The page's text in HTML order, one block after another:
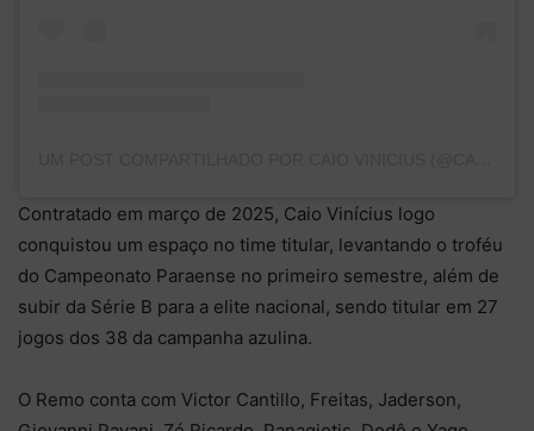
Contratado em março de 2025, Caio Vinícius logo
conquistou um espaço no time titular, levantando o troféu
do Campeonato Paraense no primeiro semestre, além de
subir da Série B para a elite nacional, sendo titular em 27
jogos dos 38 da campanha azulina.
O Remo conta com Victor Cantillo, Freitas, Jaderson,